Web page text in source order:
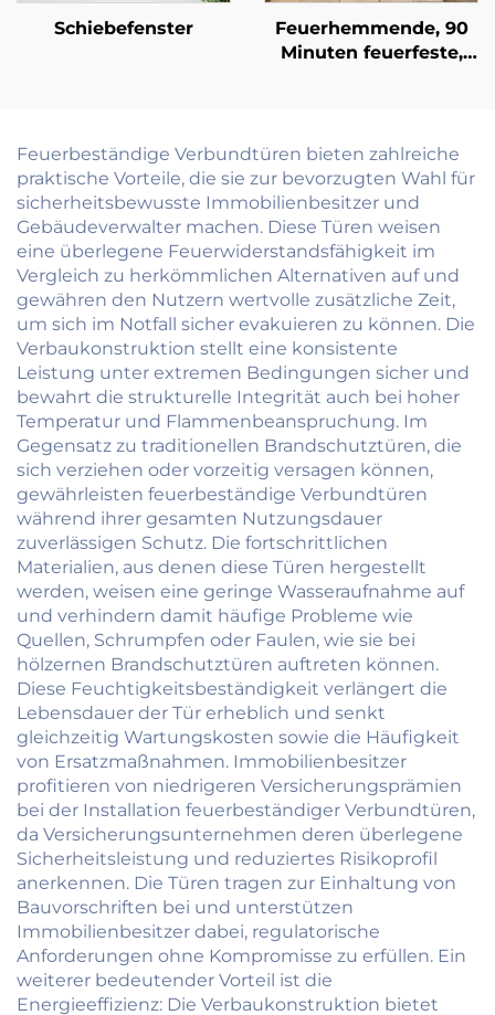
Schiebefenster
Feuerhemmende, 90
Minuten feuerfeste,
für Villen und
gehobene Wohnungen
Feuerbeständige Verbundtüren bieten zahlreiche
praktische Vorteile, die sie zur bevorzugten Wahl für
sicherheitsbewusste Immobilienbesitzer und
Gebäudeverwalter machen. Diese Türen weisen
eine überlegene Feuerwiderstandsfähigkeit im
Vergleich zu herkömmlichen Alternativen auf und
gewähren den Nutzern wertvolle zusätzliche Zeit,
um sich im Notfall sicher evakuieren zu können. Die
Verbaukonstruktion stellt eine konsistente
Leistung unter extremen Bedingungen sicher und
bewahrt die strukturelle Integrität auch bei hoher
Temperatur und Flammenbeanspruchung. Im
Gegensatz zu traditionellen Brandschutztüren, die
sich verziehen oder vorzeitig versagen können,
gewährleisten feuerbeständige Verbundtüren
während ihrer gesamten Nutzungsdauer
zuverlässigen Schutz. Die fortschrittlichen
Materialien, aus denen diese Türen hergestellt
werden, weisen eine geringe Wasseraufnahme auf
und verhindern damit häufige Probleme wie
Quellen, Schrumpfen oder Faulen, wie sie bei
hölzernen Brandschutztüren auftreten können.
Diese Feuchtigkeitsbeständigkeit verlängert die
Lebensdauer der Tür erheblich und senkt
gleichzeitig Wartungskosten sowie die Häufigkeit
von Ersatzmaßnahmen. Immobilienbesitzer
profitieren von niedrigeren Versicherungsprämien
bei der Installation feuerbeständiger Verbundtüren,
da Versicherungsunternehmen deren überlegene
Sicherheitsleistung und reduziertes Risikoprofil
anerkennen. Die Türen tragen zur Einhaltung von
Bauvorschriften bei und unterstützen
Immobilienbesitzer dabei, regulatorische
Anforderungen ohne Kompromisse zu erfüllen. Ein
weiterer bedeutender Vorteil ist die
Energieeffizienz: Die Verbaukonstruktion bietet